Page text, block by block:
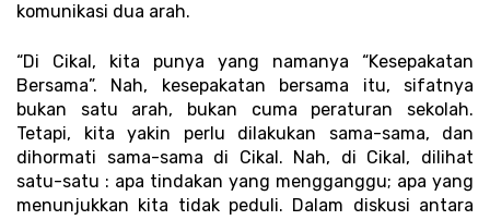
komunikasi dua arah.
“Di Cikal, kita punya yang namanya “Kesepakatan
Bersama”. Nah, kesepakatan bersama itu, sifatnya
bukan satu arah, bukan cuma peraturan sekolah.
Tetapi, kita yakin perlu dilakukan sama-sama, dan
dihormati sama-sama di Cikal. Nah, di Cikal, dilihat
satu-satu : apa tindakan yang mengganggu; apa yang
menunjukkan kita tidak peduli. Dalam diskusi antara